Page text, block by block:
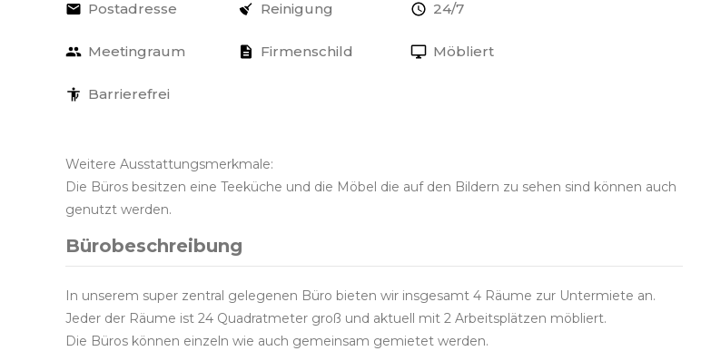
Postadresse Reinigung 24/7
Meetingraum Firmenschild Möbliert
Barrierefrei
Weitere Ausstattungsmerkmale:
Die Büros besitzen eine Teeküche und die Möbel die auf den Bildern zu sehen sind können auch
genutzt werden.
Bürobeschreibung
In unserem super zentral gelegenen Büro bieten wir insgesamt 4 Räume zur Untermiete an.
Jeder der Räume ist 24 Quadratmeter groß und aktuell mit 2 Arbeitsplätzen möbliert.
Die Büros können einzeln wie auch gemeinsam gemietet werden.